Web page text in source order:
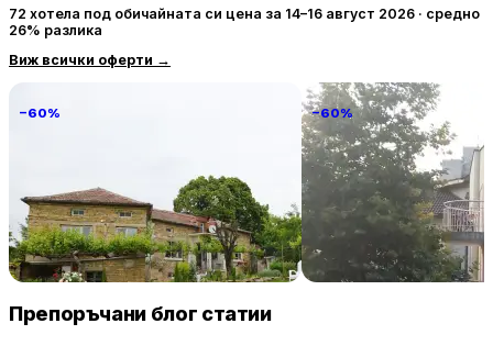
72 хотела под обичайната си цена за 14–16 август 2026 · средно
26% разлика
Виж всички оферти →
−60%
Villa Vin Santo
Винарово 89 € / нощувка
−60%
Familia Fantastiko
Китен 60
Препоръчани блог статии